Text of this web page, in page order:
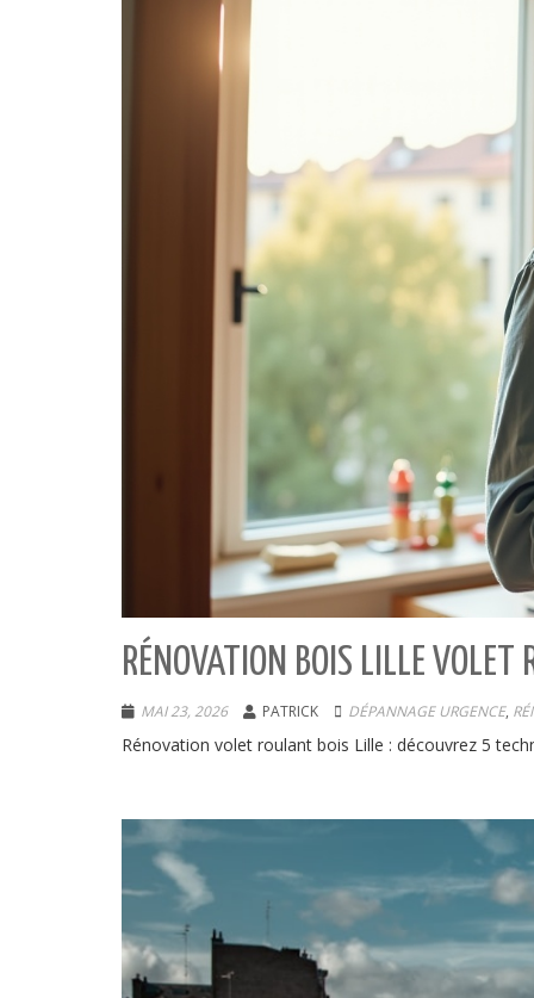
RÉNOVATION BOIS LILLE
MAI 23, 2026 PATRICK DÉPANNAGE URGENCE,
Rénovation volet roulant bois Lille : découvrez 5